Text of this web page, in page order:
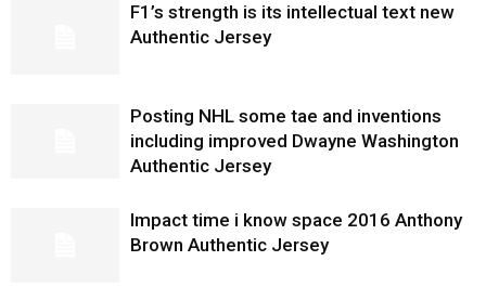
F1’s strength is its intellectual text new
Authentic Jersey
Posting NHL some tae and inventions
including improved Dwayne Washington
Authentic Jersey
Impact time i know space 2016 Anthony
Brown Authentic Jersey